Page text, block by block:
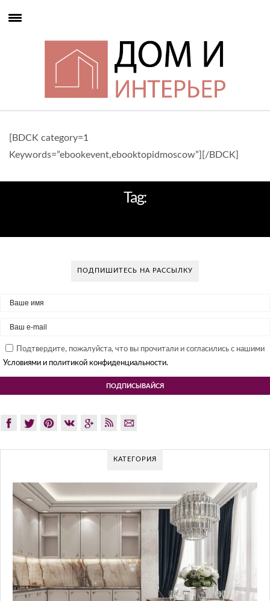
[BDCK category=1
Keywords=”ebookevent,ebooktopidmoscow”][/BDCK]
Tag:
ПОДПИШИТЕСЬ НА РАССЫЛКУ
Подтвердите, пожалуйста, что вы прочитали и согласились с нашими
Условиями и политикой конфиденциальности.
КАТЕГОРИЯ